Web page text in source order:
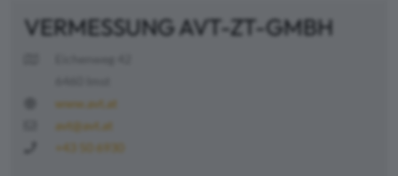
VERMESSUNG AVT-ZT-GMBH
www.avt.at
avt@avt.at
+43 50 6930